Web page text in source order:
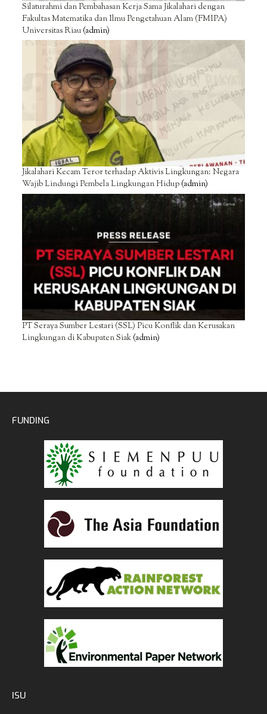
Silaturahmi dan Pembahasan Kerja Sama Jikalahari dengan
Fakultas Matematika dan Ilmu Pengetahuan Alam (FMIPA)
Universitas Riau(admin)
Jikalahari Kecam Teror terhadap Aktivis Lingkungan: Negara
Wajib Lindungi Pembela Lingkungan Hidup(admin)
PT Seraya Sumber Lestari (SSL) Picu Konflik dan Kerusakan
Lingkungan di Kabupaten Siak(admin)
FUNDING
ISU